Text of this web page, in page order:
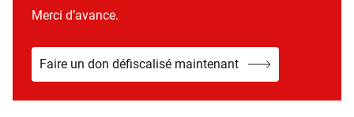
Merci d’avance.
Faire un don défiscalisé maintenant